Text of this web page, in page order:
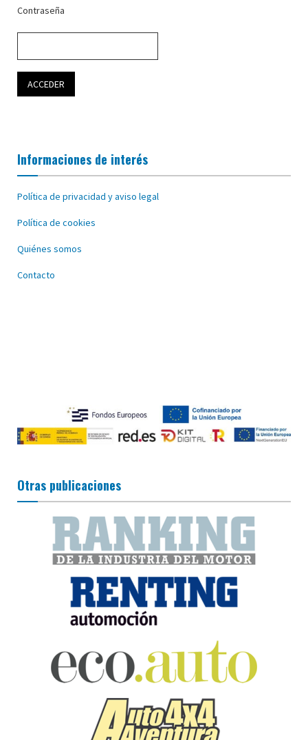
Contraseña
Informaciones de interés
Política de privacidad y aviso legal
Política de cookies
Quiénes somos
Contacto
Otras publicaciones